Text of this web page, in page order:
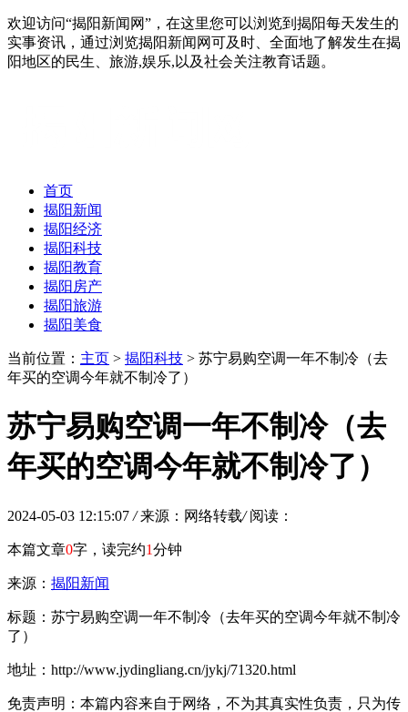
欢迎访问“揭阳新闻网”，在这里您可以浏览到揭阳每天发生的
实事资讯，通过浏览揭阳新闻网可及时、全面地了解发生在揭
阳地区的民生、旅游,娱乐,以及社会关注教育话题。
首页
揭阳新闻
揭阳经济
揭阳科技
揭阳教育
揭阳房产
揭阳旅游
揭阳美食
当前位置： 主页 > 揭阳科技 > 苏宁易购空调一年不制冷（去
年买的空调今年就不制冷了）
苏宁易购空调一年不制冷（去
年买的空调今年就不制冷了）
2024-05-03 12:15:07 / 来源：网络转载/ 阅读：
本篇文章0字，读完约1分钟
来源： 揭阳新闻
标题：苏宁易购空调一年不制冷（去年买的空调今年就不制冷
了）
地址：http://www.jydingliang.cn/jykj/71320.html
免责声明：本篇内容来自于网络，不为其真实性负责，只为传